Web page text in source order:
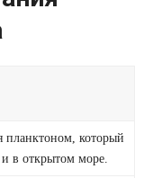
планктоном, который
и в открытом море.